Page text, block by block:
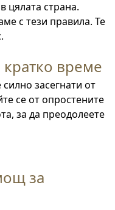
цялата страна.
с тези правила. Те
кратко време
засегнати от
се от опростените
за да преодолеете
за